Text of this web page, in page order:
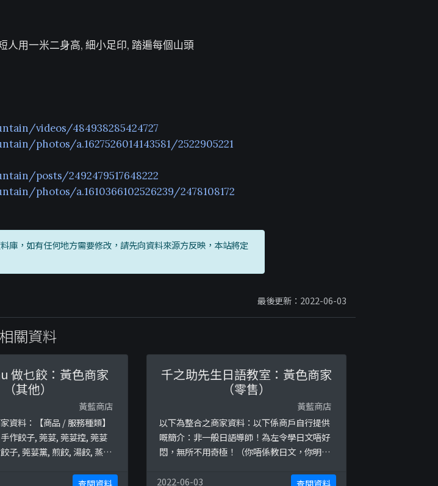
用一米二身高, 細小足印, 踏遍每個山頭
videos/484938285424727
photos/a.1627526014143581/2522905221
posts/2492479517648222
photos/a.1610366102526239/2478108172
庫，如有任何地方需要修改，請先向資料來源方反映，本站將定
最後更新：2022-06-03
相關資料
做乜餃：黃色商家
（其他）
黃藍商店
資料：【商品 / 服務種類】
作餃子, 莞荽, 莞荽控, 莞荽
子, 莞荽黨, 煎餃, 湯餃, 蒸餃,
, 自家餃子, 鮮製餃子終極黃
千之助先生日語教室：黃色商家
（零售）
黃藍商店
以下為整合之商家資料：以下係商戶自行提供
嘅簡介：非一般日語導師！為左令學日文唔好
悶，無所不用奇極！（你唔係教日文，你明條
相關證明貼文：
2022-06-03